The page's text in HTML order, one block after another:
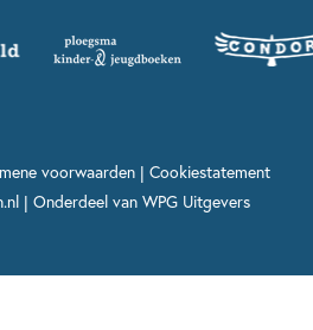
voorwaarden| Cookiestatement
| Onderdeel van WPG Uitgevers